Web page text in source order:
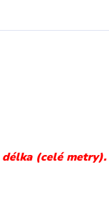
(celé metry).